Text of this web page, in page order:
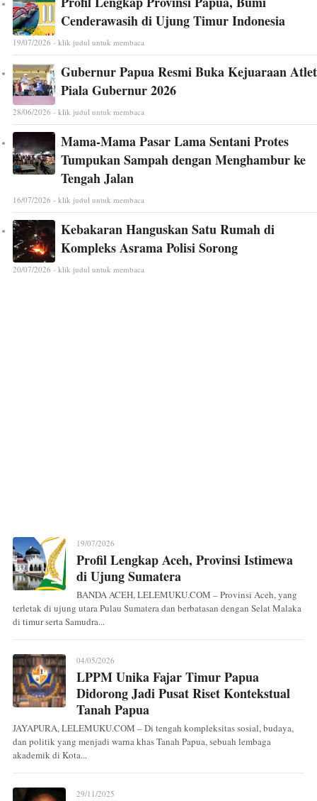
Cenderawasih di Ujung Timur Indonesia
19/07/2026 - klik judul untuk membaca
Gubernur Papua Resmi Buka Kejuaraan
Piala Gubernur 2026
28/06/2026 - klik judul untuk membaca
Mama-Mama Pasar Lama Sentani Protes
Tumpukan Sampah dengan Menghambur ke
Tengah Jalan
16/07/2026 - klik judul untuk membaca
Kebakaran Hanguskan Satu Rumah di
Kompleks Asrama Polisi Sorong
20/07/2026 - klik judul untuk membaca
19/07/2026
Profil Lengkap Aceh, Provinsi Istimewa
di Ujung Sumatera
BANDA ACEH, LELEMUKU.COM – Provinsi Aceh, yang
terletak di ujung utara Pulau Sumatera dan berbatasan dengan Selat Malaka
di timur serta Samudra...
04/05/2026
LPPM Unika Fajar Timur Papua
Didorong Jadi Pusat Riset Kontekstual
Tanah Papua
JAYAPURA, LELEMUKU.COM – Di tengah kompleksitas sosial, budaya,
dan politik yang menjadi warna khas Tanah Papua, sebuah lembaga
akademik di Kota...
29/11/2025